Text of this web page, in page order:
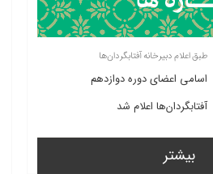
طبق اعلام دبیرخانه آفتابگردان‌ها
اسامی اعضای دوره دوازدهم
آفتابگردان‌ها اعلام شد
بیشتر